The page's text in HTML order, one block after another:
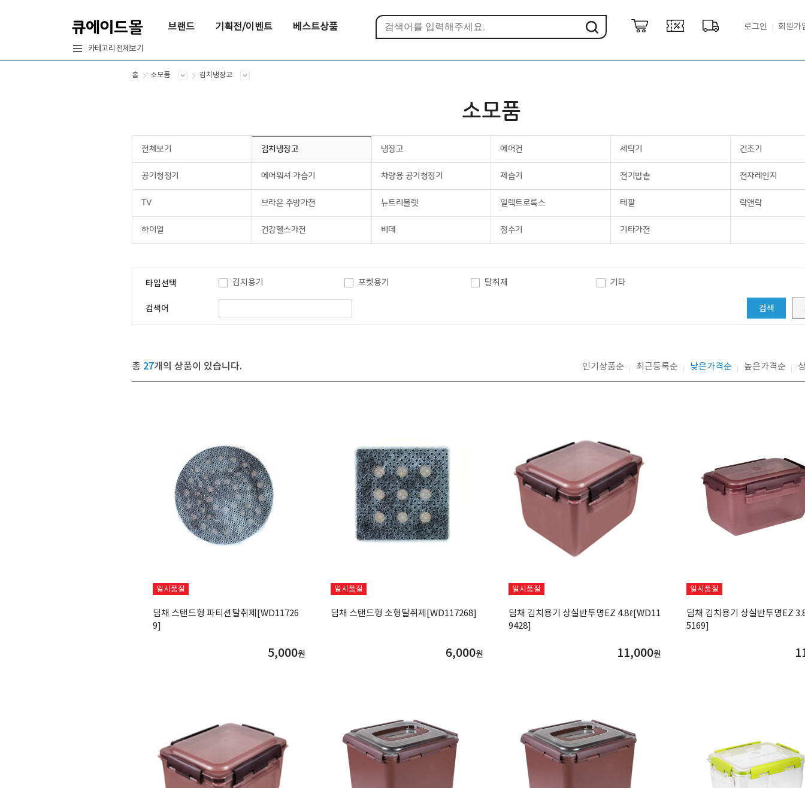
브랜드 기획전/이벤트 베스트상품 로그인 회원가
카테고리 전체보기
홈 소모품 김치냉장고
소모품
전체보기 김치냉장고 냉장고 에어컨 세탁기 건조기
공기청정기 에어워셔 가습기 차량용 공기청정기 제습기 전기밥솥 전자레인지
TV 브라운 주방가전 뉴트리불렛 일렉트로룩스 테팔 락앤락
하이얼 건강헬스가전 비데 정수기 기타가전
타입선택 김치용기 포켓용기 탈취제 기타
검색어 검색
총 27개의 상품이 있습니다. 인기상품순 최근등록순 낮은가격순 높은가격순
일시품절
딤채 스탠드형 파티션탈취제[WD11726
9]
5,000원
일시품절
딤채 스탠드형 소형탈취제[WD117268]
6,000원
일시품절
딤채 김치용기 상실반투명EZ 4.8ℓ[WD11
9428]
11,000원
일시품절
딤채 김치용기 상실반투명EZ
5169]